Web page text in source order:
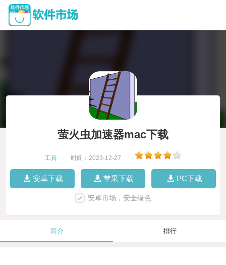
萤火虫加速器mac下载
工具 时间：2023-12-27
安卓下载 苹果下载 PC下载
安卓市场，安全绿色
简介 排行